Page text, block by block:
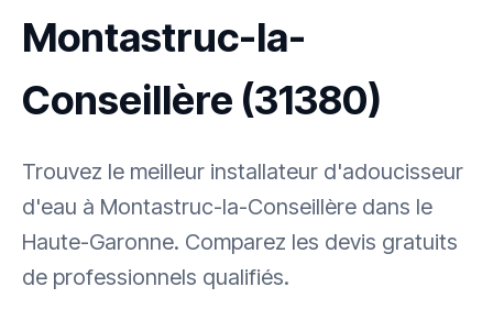
Montastruc-la-
Conseillère (31380)
Trouvez le meilleur installateur d'adoucisseur
d'eau à Montastruc-la-Conseillère dans le
Haute-Garonne. Comparez les devis gratuits
de professionnels qualifiés.